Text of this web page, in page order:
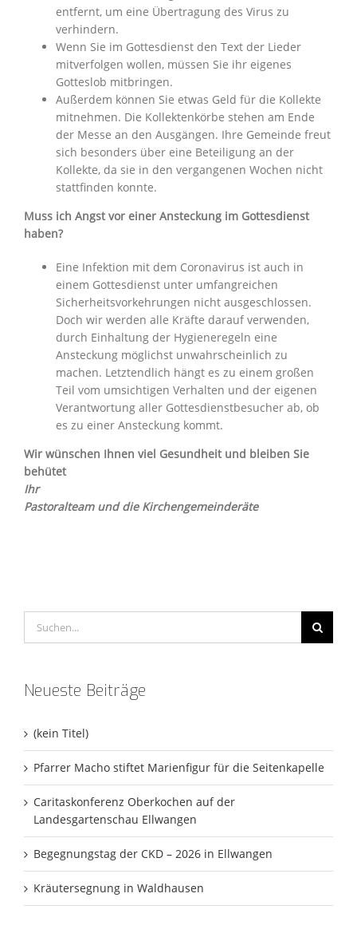
entfernt, um eine Übertragung des Virus zu
verhindern.
Wenn Sie im Gottesdienst den Text der Lieder
mitverfolgen wollen, müssen Sie ihr eigenes
Gotteslob mitbringen.
Außerdem können Sie etwas Geld für die Kollekte
mitnehmen. Die Kollektenkörbe stehen am Ende
der Messe an den Ausgängen. Ihre Gemeinde freut
sich besonders über eine Beteiligung an der
Kollekte, da sie in den vergangenen Wochen nicht
stattfinden konnte.
Muss ich Angst vor einer Ansteckung im Gottesdienst
haben?
Eine Infektion mit dem Coronavirus ist auch in
einem Gottesdienst unter umfangreichen
Sicherheitsvorkehrungen nicht ausgeschlossen.
Doch wir werden alle Kräfte darauf verwenden,
durch Einhaltung der Hygieneregeln eine
Ansteckung möglichst unwahrscheinlich zu
machen. Letztendlich hängt es zu einem großen
Teil vom umsichtigen Verhalten und der eigenen
Verantwortung aller Gottesdienstbesucher ab, ob
es zu einer Ansteckung kommt.
Wir wünschen Ihnen viel Gesundheit und bleiben Sie
behütet
Ihr
Pastoralteam und die Kirchengemeinderäte
Neueste Beiträge
(kein Titel)
Pfarrer Macho stiftet Marienfigur für die Seitenkapelle
Caritaskonferenz Oberkochen auf der
Landesgartenschau Ellwangen
Begegnungstag der CKD – 2026 in Ellwangen
Kräutersegnung in Waldhausen